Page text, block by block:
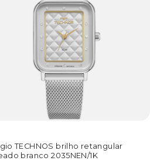
TECHNOS brilho retangular
branco 2035NEN/1K